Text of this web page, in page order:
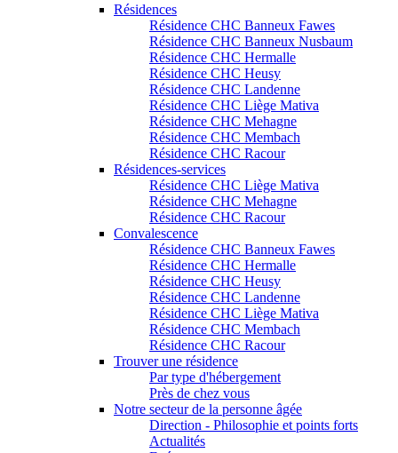
Résidences
Résidence CHC Banneux Fawes
Résidence CHC Banneux Nusbaum
Résidence CHC Hermalle
Résidence CHC Heusy
Résidence CHC Landenne
Résidence CHC Liège Mativa
Résidence CHC Mehagne
Résidence CHC Membach
Résidence CHC Racour
Résidences-services
Résidence CHC Liège Mativa
Résidence CHC Mehagne
Résidence CHC Racour
Convalescence
Résidence CHC Banneux Fawes
Résidence CHC Hermalle
Résidence CHC Heusy
Résidence CHC Landenne
Résidence CHC Liège Mativa
Résidence CHC Membach
Résidence CHC Racour
Trouver une résidence
Par type d'hébergement
Près de chez vous
Notre secteur de la personne âgée
Direction - Philosophie et points forts
Actualités